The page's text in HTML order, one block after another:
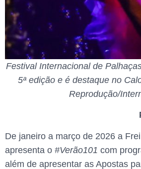
Festival Internacional de
5ª edição e é destaque no
Reprodução/
De janeiro a março de 2026 a
apresenta o #Verão101 com
além de apresentar as Apostas